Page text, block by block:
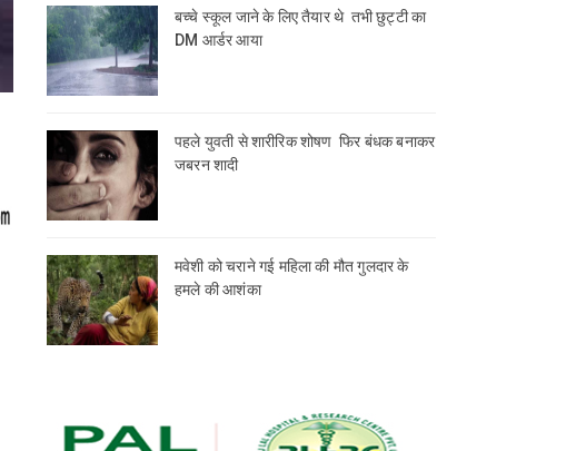
बच्चे स्कूल जाने के लिए तैयार थे तभी छुट्टी का
DM आर्डर आया
पहले युवती से शारीरिक शोषण फिर बंधक बनाकर
जबरन शादी
मवेशी को चराने गई महिला की मौत गुलदार के
हमले की आशंका